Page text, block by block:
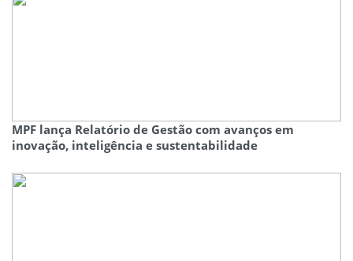
MPF lança Relatório de Gestão com avanços em
inovação, inteligência e sustentabilidade